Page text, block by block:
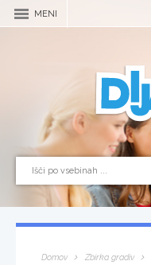
MENI
Domov Zbirka gradiv